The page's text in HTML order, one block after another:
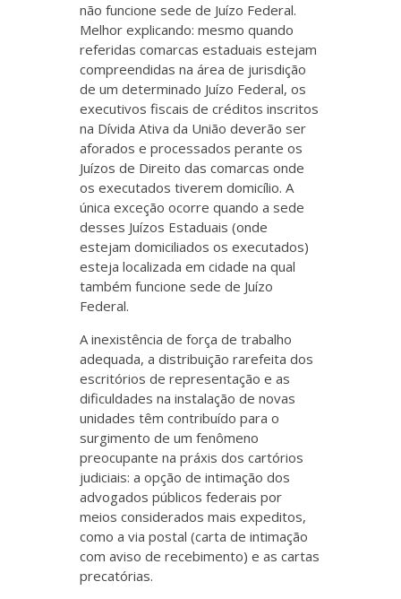
não funcione sede de Juízo Federal.
Melhor explicando: mesmo quando
referidas comarcas estaduais estejam
compreendidas na área de jurisdição
de um determinado Juízo Federal, os
executivos fiscais de créditos inscritos
na Dívida Ativa da União deverão ser
aforados e processados perante os
Juízos de Direito das comarcas onde
os executados tiverem domicílio. A
única exceção ocorre quando a sede
desses Juízos Estaduais (onde
estejam domiciliados os executados)
esteja localizada em cidade na qual
também funcione sede de Juízo
Federal.
A inexistência de força de trabalho
adequada, a distribuição rarefeita dos
escritórios de representação e as
dificuldades na instalação de novas
unidades têm contribuído para o
surgimento de um fenômeno
preocupante na práxis dos cartórios
judiciais: a opção de intimação dos
advogados públicos federais por
meios considerados mais expeditos,
como a via postal (carta de intimação
com aviso de recebimento) e as cartas
precatórias.